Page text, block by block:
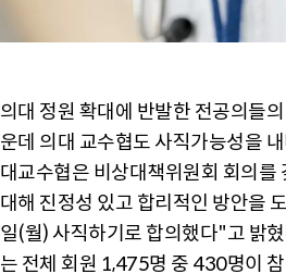
의대 정원 확대에 반발한 전공의들
운데 의대 교수협도 사직가능성을
대교수협은 비상대책위원회 회의를
대해 진정성 있고 합리적인 방안을
일(월) 사직하기로 합의했다"고 밝
는 전체 회원 1,475명 중 430명이